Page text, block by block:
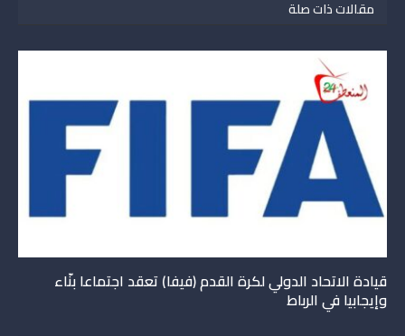
مقالات ذات صلة
قيادة الاتحاد الدولي لكرة القدم (فيفا) تعقد اجتماعا بنّاء
وإيجابيا في الرباط